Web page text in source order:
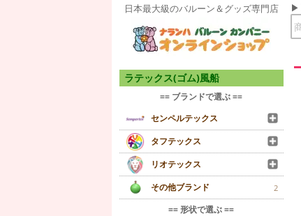
日本最大級のバルーン＆グッズ専門店
ラテックス(ゴム)風船
== ブランドで選ぶ ==
センペルテックス
タフテックス
リオテックス
その他ブランド
2
== 形状で選ぶ ==